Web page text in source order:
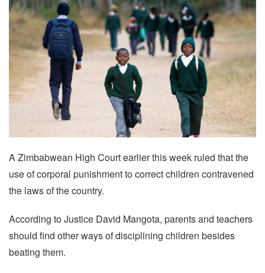
A Zimbabwean High Court earlier this week ruled that the
use of corporal punishment to correct children contravened
the laws of the country.
According to Justice David Mangota, parents and teachers
should find other ways of disciplining children besides
beating them.